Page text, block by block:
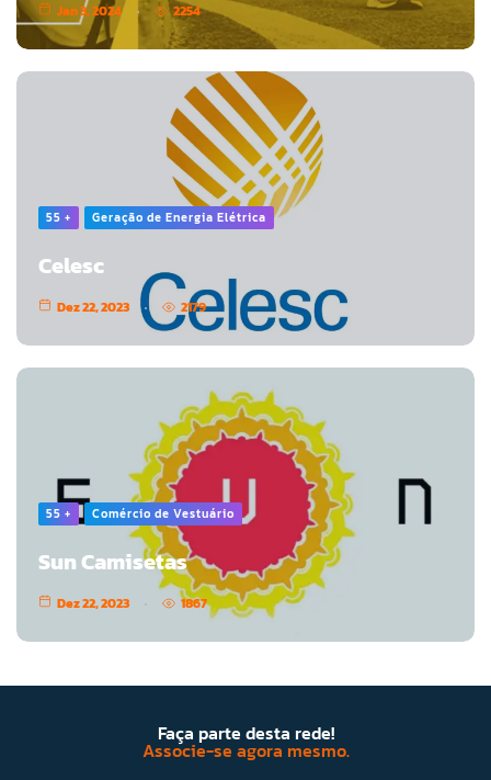
Jan 3, 2024 2254
55 + Geração de Energia Elétrica
Celesc
Dez 22, 2023 2179
55 + Comércio de Vestuário
Sun Camisetas
Dez 22, 2023 1867
Faça parte desta rede!
Associe-se agora mesmo.